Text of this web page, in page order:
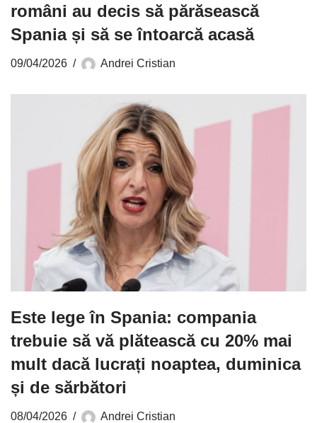
români au decis să părăsească
Spania și să se întoarcă acasă
09/04/2026 Andrei Cristian
Este lege în Spania: compania
trebuie să vă plătească cu 20% mai
mult dacă lucrați noaptea, duminica
și de sărbători
08/04/2026 Andrei Cristian